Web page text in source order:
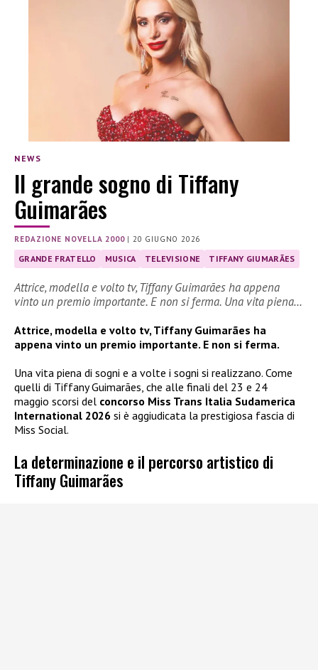
NEWS
Il grande sogno di Tiffany
Guimarães
REDAZIONE NOVELLA 2000|20 GIUGNO 2026
GRANDE FRATELLO MUSICA TELEVISIONE TIFFANY GIUMARÃES
Attrice, modella e volto tv, Tiffany Guimarães ha appena
vinto un premio importante. E non si ferma. Una vita piena…
Attrice, modella e volto tv, Tiffany Guimarães ha
appena vinto un premio importante. E non si ferma.
Una vita piena di sogni e a volte i sogni si realizzano. Come
quelli di Tiffany Guimarães, che alle finali del 23 e 24
maggio scorsi del concorso Miss Trans Italia Sudamerica
International 2026 si è aggiudicata la prestigiosa fascia di
Miss Social.
La determinazione e il percorso artistico di
Tiffany Guimarães